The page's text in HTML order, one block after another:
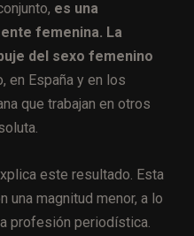
es una
femenina. La
del sexo femenino
en España y en los
que trabajan en otros
este resultado. Esta
una magnitud menor, a lo
profesión periodística.